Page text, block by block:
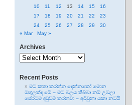
10
11 12 13 14 15
16
17
18 19 20 21 22
23
24
25 26 27 28 29
30
« Mar
May »
Archives
Archives
Recent Posts
මට කතා කරන්න දෙන්නකෝ මොන
මඟුලක්ද මේ – මට බලය තිබ්බා නම් උඹලා
සේරටම දඬුවම් කරනවා – අර්චුනා යකා නටයි